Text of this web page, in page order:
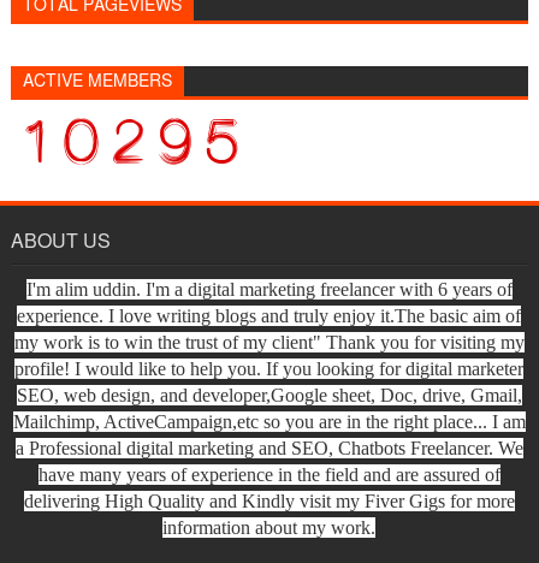
TOTAL PAGEVIEWS
ACTIVE MEMBERS
ABOUT US
I'm alim uddin. I'm a digital marketing freelancer with 6 years of
experience. I love writing blogs and truly enjoy it.The basic aim of
my work is to win the trust of my client" Thank you for visiting my
profile! I would like to help you. If you looking for digital marketer
SEO, web design, and developer,Google sheet, Doc, drive, Gmail,
Mailchimp, ActiveCampaign,etc so you are in the right place... I am
a Professional digital marketing and SEO, Chatbots Freelancer. We
have many years of experience in the field and are assured of
delivering High Quality and Kindly visit my Fiver Gigs for more
information about my work.